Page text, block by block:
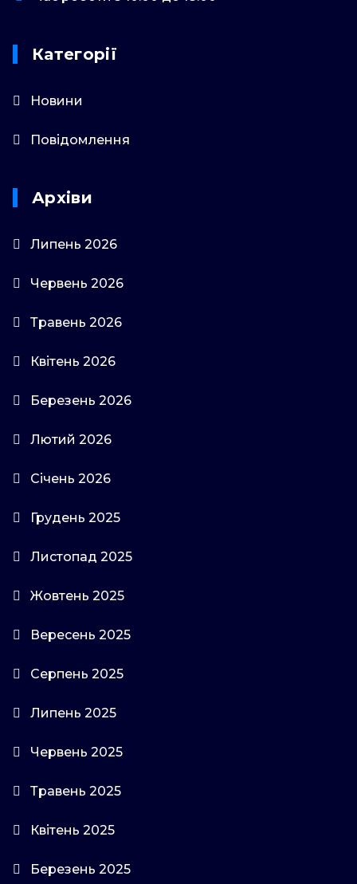
Категорії
Новини
Повідомлення
Архіви
Липень 2026
Червень 2026
Травень 2026
Квітень 2026
Березень 2026
Лютий 2026
Січень 2026
Грудень 2025
Листопад 2025
Жовтень 2025
Вересень 2025
Серпень 2025
Липень 2025
Червень 2025
Травень 2025
Квітень 2025
Березень 2025